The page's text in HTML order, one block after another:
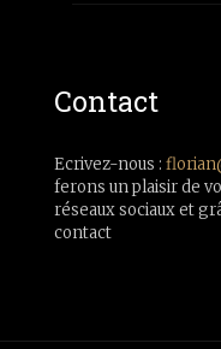
Contact
Ecrivez-nous :
ferons un plaisir de
réseaux sociaux et
contact